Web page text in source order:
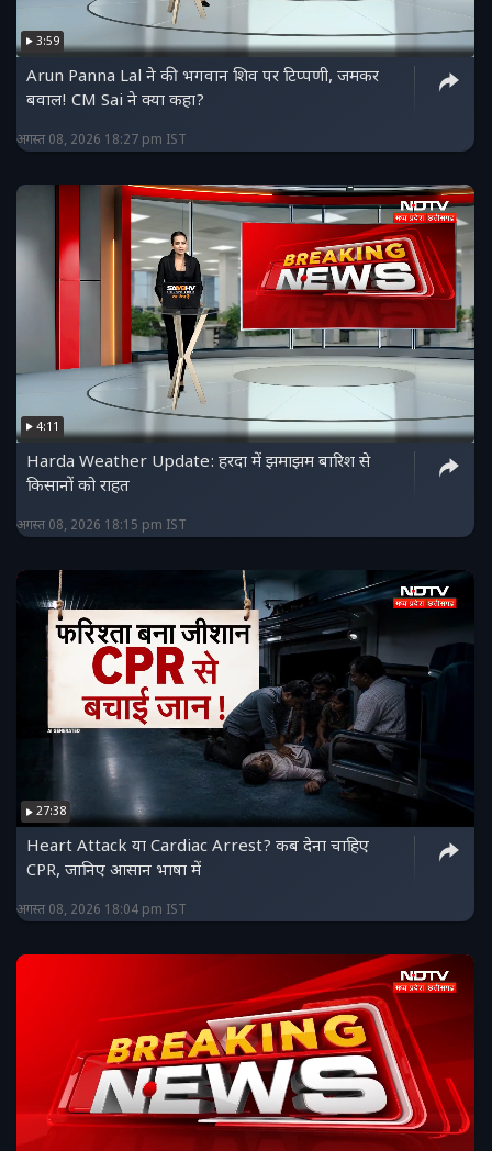
3:59
Arun Panna Lal ने की भगवान शिव पर टिप्पणी, जमकर
बवाल! CM Sai ने क्या कहा?
अगस्त 08, 2026 18:27 pm IST
4:11
Harda Weather Update: हरदा में झमाझम बारिश से
किसानों को राहत
अगस्त 08, 2026 18:15 pm IST
27:38
Heart Attack या Cardiac Arrest? कब देना चाहिए
CPR, जानिए आसान भाषा में
अगस्त 08, 2026 18:04 pm IST